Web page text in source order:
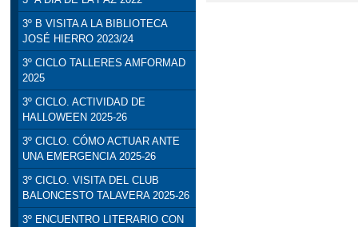
3º B VISITA A LA BIBLIOTECA
JOSÉ HIERRO 2023/24
3º CICLO TALLERES AMFORMAD
2025
3º CICLO. ACTIVIDAD DE
HALLOWEEN 2025-26
3º CICLO. CÓMO ACTUAR ANTE
UNA EMERGENCIA 2025-26
3º CICLO. VISITA DEL CLUB
BALONCESTO TALAVERA 2025-26
3º ENCUENTRO LITERARIO CON